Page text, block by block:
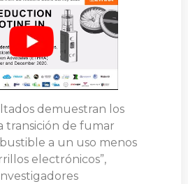
demuestran los
transición de fumar
a un uso menos
electrónicos”,